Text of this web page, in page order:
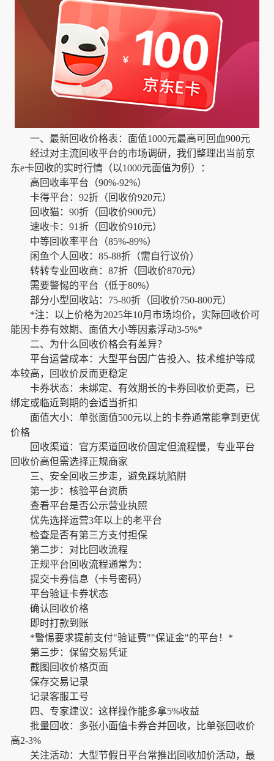
一、最新回收价格表：面值1000元最高可回血900元
经过对主流回收平台的市场调研，我们整理出当前京
东e卡回收的实时行情（以1000元面值为例）：
高回收率平台（90%-92%）
卡得平台：92折（回收价920元）
回收猫：90折（回收价900元）
速收卡：91折（回收价910元）
中等回收率平台（85%-89%）
闲鱼个人回收：85-88折（需自行议价）
转转专业回收商：87折（回收价870元）
需要警惕的平台（低于80%）
部分小型回收站：75-80折（回收价750-800元）
*注：以上价格为2025年10月市场均价，实际回收价可
能因卡券有效期、面值大小等因素浮动3-5%*
二、为什么回收价格会有差异？
平台运营成本：大型平台因广告投入、技术维护等成
本较高，回收价反而更稳定
卡券状态：未绑定、有效期长的卡券回收价更高，已
绑定或临近到期的会适当折扣
面值大小：单张面值500元以上的卡券通常能拿到更优
价格
回收渠道：官方渠道回收价固定但流程慢，专业平台
回收价高但需选择正规商家
三、安全回收三步走，避免踩坑陷阱
第一步：核验平台资质
查看平台是否公示营业执照
优先选择运营3年以上的老平台
检查是否有第三方支付担保
第二步：对比回收流程
正规平台回收流程通常为：
提交卡券信息（卡号密码）
平台验证卡券状态
确认回收价格
即时打款到账
*警惕要求提前支付"验证费""保证金"的平台！*
第三步：保留交易凭证
截图回收价格页面
保存交易记录
记录客服工号
四、专家建议：这样操作能多拿5%收益
批量回收：多张小面值卡券合并回收，比单张回收价
高2-3%
关注活动：大型节假日平台常推出回收加价活动，最